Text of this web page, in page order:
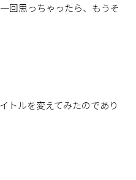
回思っちゃったら、もうそ
トルを変えてみたのであり